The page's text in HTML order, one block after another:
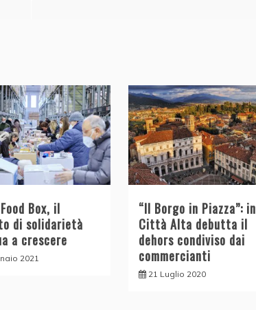
Box, il
di solidarietà
a crescere
2021
“Il Borgo in Piazza”: in
Città Alta debutta il
dehors condiviso dai
commercianti
21 Luglio 2020